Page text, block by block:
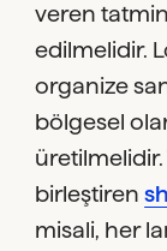
veren
edilmelidir.
organize
bölgesel
üretilmelidir.
birleştiren
misali, her